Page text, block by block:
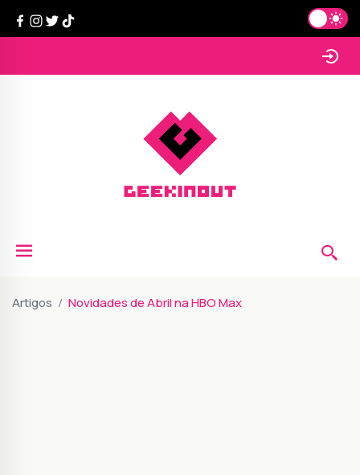
Artigos Novidades de Abril na HBO Max